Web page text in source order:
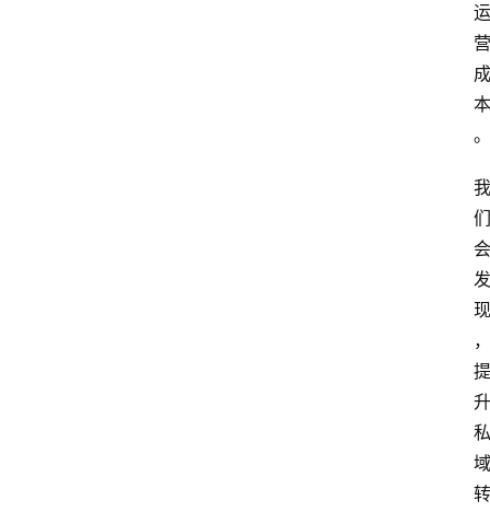
运
营
成
本
。
我
们
会
发
现
，
提
升
私
域
转